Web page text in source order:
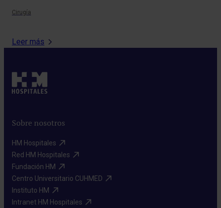
Cirugía
Leer más
Sobre nosotros
HM Hospitales​
Red HM Hospitales​
Fundación HM​
Centro Universitario CUHMED​
Instituto HM​
Intranet HM Hospitales​